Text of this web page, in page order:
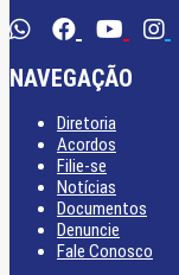
NAVEGAÇÃO
Diretoria
Acordos
Filie-se
Notícias
Documentos
Denuncie
Fale Conosco